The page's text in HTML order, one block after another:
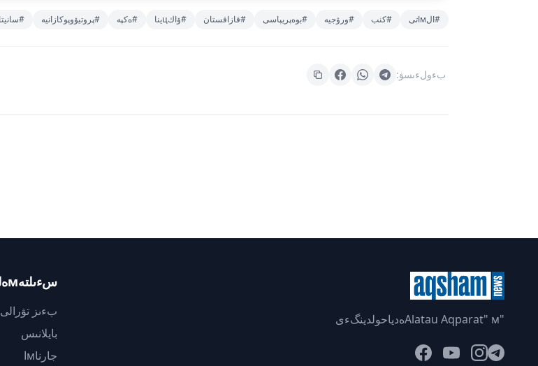
#الмاتى #كنب #ورۋجيە #بوەپريپاسى #قازاقستان #ۆاكцينا #ەكپە #پروتيۆوپوكازانيە
بءولءىسۋ:
"Alatau Aqparat" мەدياحولدينگءى
سءىلتەмەلەر
بءىز تۋرالى
بايلانىس
جارناмا